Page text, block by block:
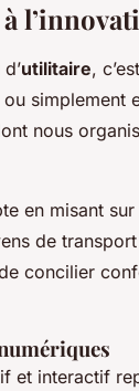
utilitaire,
simplement
nous
en misant sur
de
concilier
et interactif